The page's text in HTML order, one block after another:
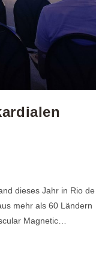
dieses Jahr in Rio de
mehr als 60 Ländern
Magnetic…